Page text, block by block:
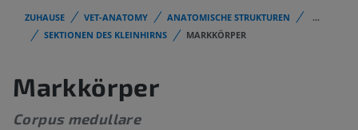
ZUHAUSE VET-ANATOMY ANATOMISCHE STRUKTUREN
...
SEKTIONEN DES KLEINHIRNS
MARKKÖRPER
Markkörper
Corpus medullare